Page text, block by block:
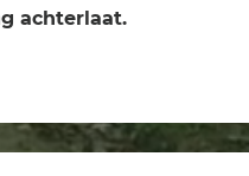
achterlaat.